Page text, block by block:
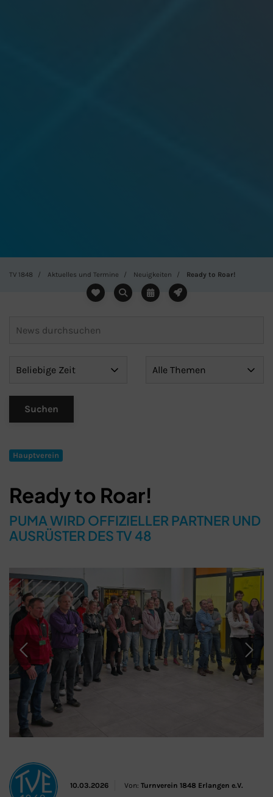
TV 1848 Aktuelles und Termine Neuigkeiten Ready to Roar!
Hauptverein
Ready to Roar!
PUMA WIRD OFFIZIELLER PARTNER UND
AUSRÜSTER DES TV 48
10.03.2026 Von: Turnverein 1848 Erlangen e.V.